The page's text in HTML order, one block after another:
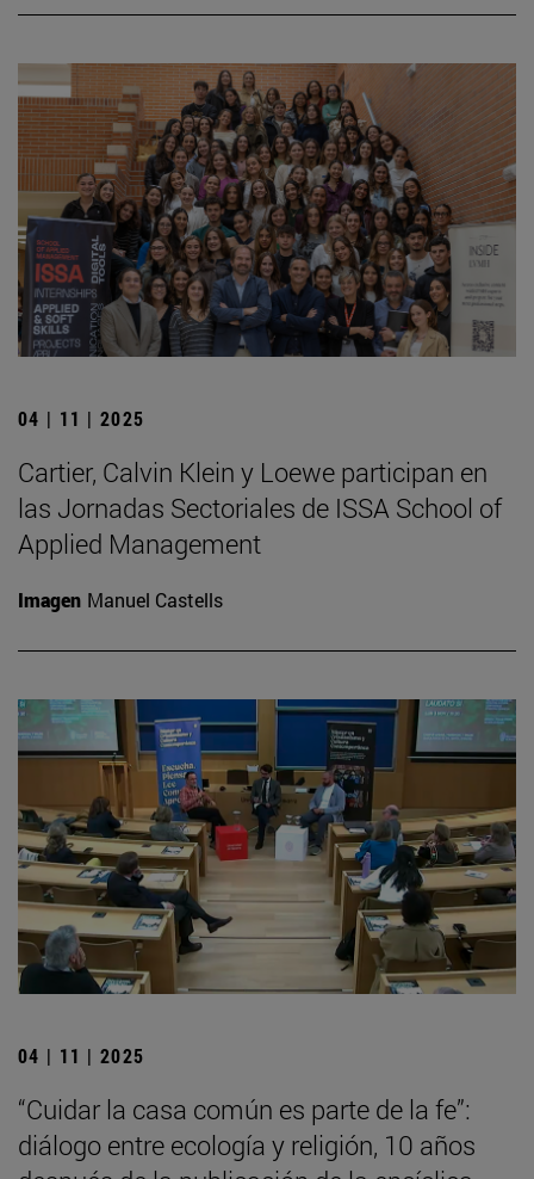
04 | 11 | 2025
Cartier, Calvin Klein y Loewe participan en
las Jornadas Sectoriales de ISSA School of
Applied Management
Imagen Manuel Castells
04 | 11 | 2025
“Cuidar la casa común es parte de la fe”:
diálogo entre ecología y religión, 10 años